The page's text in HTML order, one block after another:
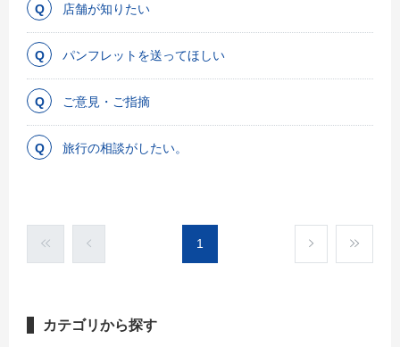
店舗が知りたい
パンフレットを送ってほしい
ご意見・ご指摘
旅行の相談がしたい。
1
カテゴリから探す